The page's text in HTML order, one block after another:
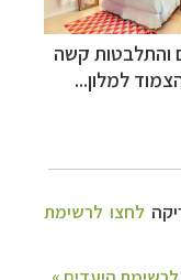
והתלבטות קשה
למלון...